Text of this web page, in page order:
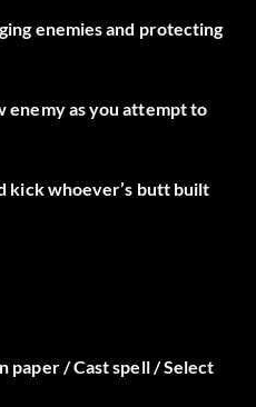
enemies and protecting
enemy as you attempt to
kick whoever’s butt built
paper / Cast spell / Select